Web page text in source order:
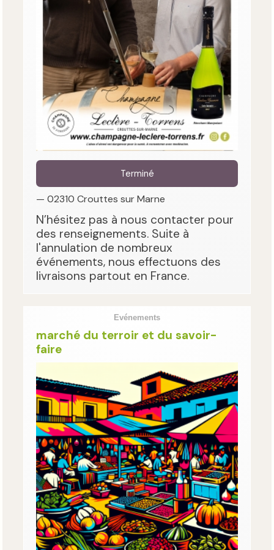
Terminé
— 02310 Crouttes sur Marne
N’hésitez pas à nous contacter pour
des renseignements. Suite à
l'annulation de nombreux
événements, nous effectuons des
livraisons partout en France.
Evénements
marché du terroir et du savoir-
faire